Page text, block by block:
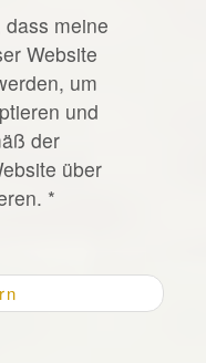
meine
Website
um
und
der
über
*